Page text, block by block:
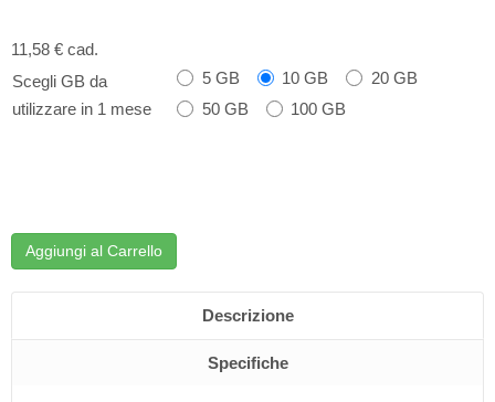
11,58 € cad.
Scegli GB da
utilizzare in 1 mese
5 GB 10 GB
20 GB
50 GB
100 GB
Aggiungi al Carrello
Descrizione
Specifiche